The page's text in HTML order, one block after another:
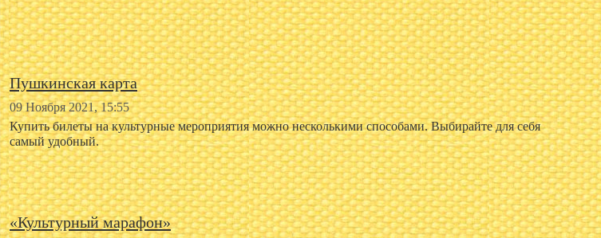
Пушкинская карта
09 Ноября 2021, 15:55
Купить билеты на культурные мероприятия можно несколькими способами. Выбирайте для себя
самый удобный.
«Культурный марафон»